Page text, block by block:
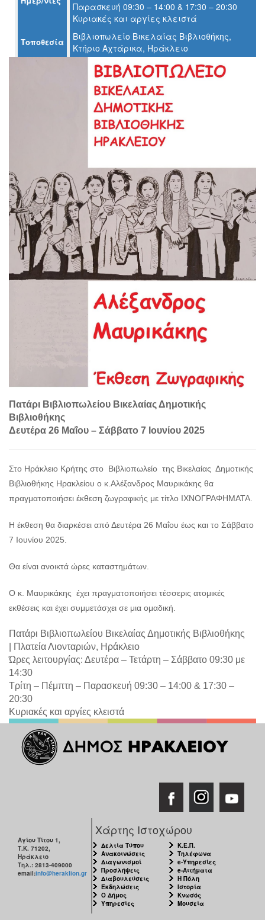
Παρασκευή 09:30 – 14:00 & 17:30 – 20:30
Κυριακές και αργίες κλειστά
Τοποθεσία
Βιβλιοπωλείο Βικελαίας Βιβλιοθήκης,
Κτήριο Αχτάρικα, Ηράκλειο
Πατάρι Βιβλιοπωλείου Βικελαίας Δημοτικής
Βιβλιοθήκης
Δευτέρα 26 Μαΐου – Σάββατο 7 Ιουνίου 2025
Στο Ηράκλειο Κρήτης στο Βιβλιοπωλείο της Βικελαίας Δημοτικής
Βιβλιοθήκης Ηρακλείου ο κ.Αλέξανδρος Μαυρικάκης θα
πραγματοποιήσει έκθεση ζωγραφικής με τίτλο ΙΧΝΟΓΡΑΦΗΜΑΤΑ.
Η έκθεση θα διαρκέσει από Δευτέρα 26 Μαΐου έως και το Σάββατο
7 Ιουνίου 2025.
Θα είναι ανοικτά ώρες καταστημάτων.
Ο κ. Μαυρικάκης έχει πραγματοποιήσει τέσσερις ατομικές
εκθέσεις και έχει συμμετάσχει σε μια ομαδική.
Πατάρι Βιβλιοπωλείου Βικελαίας Δημοτικής Βιβλιοθήκης
Πλατεία Λιονταριών, Ηράκλειο
Ώρες λειτουργίας: Δευτέρα – Τετάρτη – Σάββατο 09:30 με
14:30
Τρίτη – Πέμπτη – Παρασκευή 09:30 – 14:00 & 17:30 –
20:30
Κυριακές και αργίες κλειστά
Αγίου Τίτου 1,
Τ.Κ. 71202,
Ηράκλειο
Τηλ.: 2813-409000
email:info@heraklion.gr
Χάρτης Ιστοχώρου
Δελτία Τύπου
Ανακοινώσεις
Διαγωνισμοί
Προσλήψεις
Διαβουλεύσεις
Εκδηλώσεις
Ο Δήμος
Υπηρεσίες
Κ.Ε.Π.
Τηλέφωνα
e-Υπηρεσίες
e-Αιτήματα
Η Πόλη
Ιστορία
Κνωσός
Μουσεία